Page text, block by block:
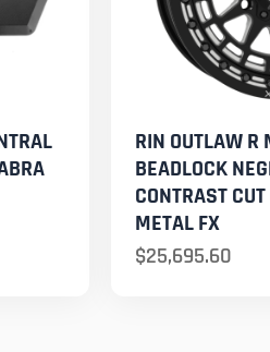
RIN OUTLAW R
BEADLOCK
CONTRAST
METAL FX
$25,695.60